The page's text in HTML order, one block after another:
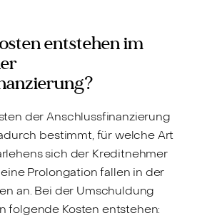
entstehen im
der Anschlussfinanzierung
bestimmt, für welche Art
sich der Kreditnehmer
Prolongation fallen in der
an. Bei der Umschuldung
folgende Kosten entstehen: